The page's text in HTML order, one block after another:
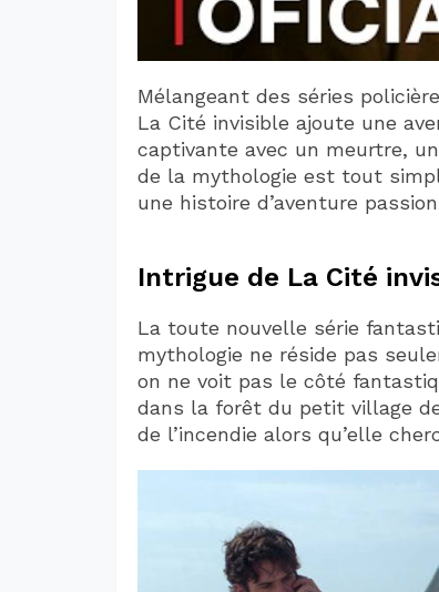
Mélangeant des séries
La Cité invisible ajoute une
captivante avec un meurtre,
de la mythologie est tout
une histoire d’aventure
Intrigue de La Cité
La toute nouvelle série
mythologie ne réside pas
on ne voit pas le côté
dans la forêt du petit village
de l’incendie alors qu’elle